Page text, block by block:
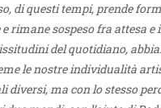
di questi tempi, prende
rimane sospeso fra attesa
del quotidiano,
le nostre individualità
ma con lo stesso